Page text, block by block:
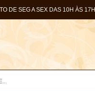
DE SEG A SEX DAS 10H ÀS 17H